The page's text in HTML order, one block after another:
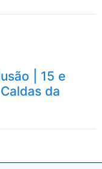
| 15 e
da